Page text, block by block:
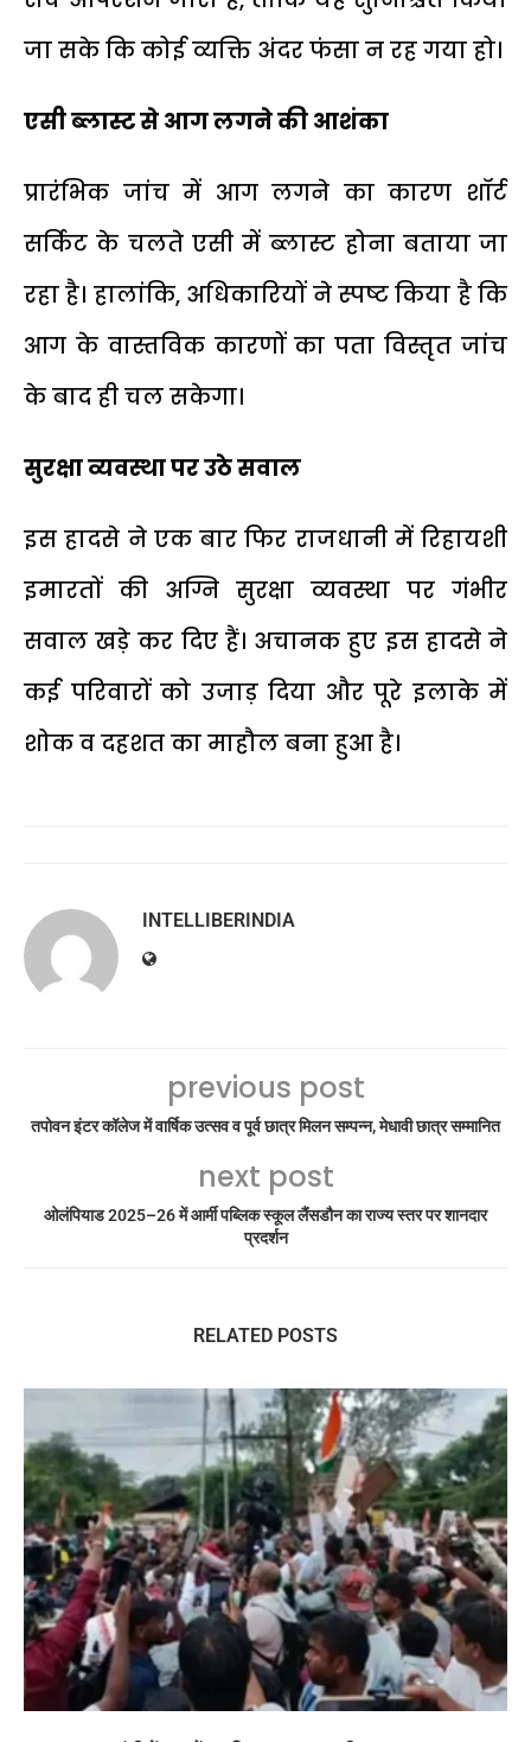
जा सके कि कोई व्यक्ति अंदर फंसा न रह गया हो।
एसी ब्लास्ट से आग लगने की आशंका
प्रारंभिक जांच में आग लगने का कारण शॉर्ट
सर्किट के चलते एसी में ब्लास्ट होना बताया जा
रहा है। हालांकि, अधिकारियों ने स्पष्ट किया है कि
आग के वास्तविक कारणों का पता विस्तृत जांच
के बाद ही चल सकेगा।
सुरक्षा व्यवस्था पर उठे सवाल
इस हादसे ने एक बार फिर राजधानी में रिहायशी
इमारतों की अग्नि सुरक्षा व्यवस्था पर गंभीर
सवाल खड़े कर दिए हैं। अचानक हुए इस हादसे ने
कई परिवारों को उजाड़ दिया और पूरे इलाके में
शोक व दहशत का माहौल बना हुआ है।
INTELLIBERINDIA
previous post
तपोवन इंटर कॉलेज में वार्षिक उत्सव व पूर्व छात्र मिलन सम्पन्न, मेधावी छात्र सम्मानित
next post
ओलंपियाड 2025–26 में आर्मी पब्लिक स्कूल लैंसडौन का राज्य स्तर पर शानदार
प्रदर्शन
RELATED POSTS